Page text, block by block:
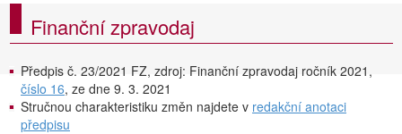
Finanční zpravodaj
Předpis č. 23/2021 FZ, zdroj: Finanční zpravodaj ročník 2021,
číslo 16, ze dne 9. 3. 2021
Stručnou charakteristiku změn najdete v redakční anotaci
předpisu